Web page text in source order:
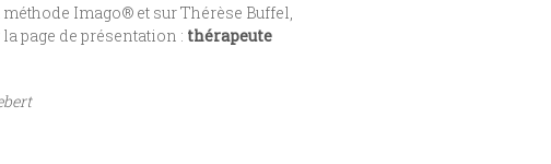
Imago® et sur Thérèse Buffel,
page de présentation : thérapeute